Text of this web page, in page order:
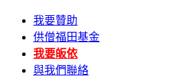
我要贊助
供僧福田基金
我要皈依
與我們聯絡